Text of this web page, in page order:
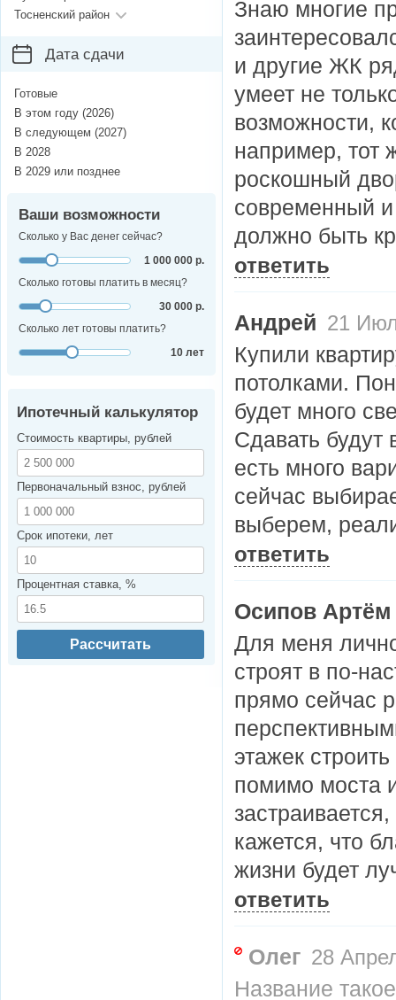
Знаю многие
и другие ЖК
умеет не
возможности,
например, тот
роскошный
современный
должно быть
ответить
Андрей 21
Купили
потолками.
будет много
Сдавать будут
есть много
сейчас
выберем,
ответить
Осипов Артём
Для меня
строят в по-
прямо сейчас
этажек
помимо моста
кажется, что
жизни будет
ответить
Олег 28
Название
Тосненский район
Дата сдачи
Готовые
В этом году (2026)
В следующем (2027)
В 2028
В 2029 или позднее
Ваши возможности
Сколько у Вас денег сейчас?
1 000 000 р.
Сколько готовы платить в месяц?
30 000 р.
Сколько лет готовы платить?
10 лет
Ипотечный калькулятор
Стоимость квартиры, рублей
Первоначальный взнос, рублей
Срок ипотеки, лет
Процентная ставка, %
Рассчитать